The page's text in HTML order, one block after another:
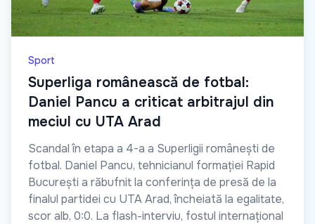
Sport
Superliga românească de fotbal:
Daniel Pancu a criticat arbitrajul din
meciul cu UTA Arad
Scandal în etapa a 4-a a Superligii românești de
fotbal. Daniel Pancu, tehnicianul formației Rapid
București a răbufnit la conferința de presă de la
finalul partidei cu UTA Arad, încheiată la egalitate,
scor alb, 0:0. La flash-interviu, fostul internațional